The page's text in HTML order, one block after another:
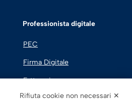
Professionista digitale
PEC
Firma Digitale
Fatturazione
Rifiuta cookie non necessari ✕